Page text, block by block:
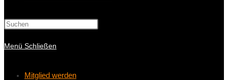
Menü Schließen
Mitglied werden